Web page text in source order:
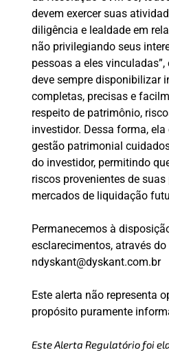
devem exercer suas
diligência e lealdade em
não privilegiando seus
pessoas a eles vinculadas”,
deve sempre disponibilizar
completas, precisas e
respeito de patrimônio,
investidor. Dessa forma,
gestão patrimonial
do investidor, permitindo
riscos provenientes de
mercados de liquidação
Permanecemos à
esclarecimentos, através do
ndyskant@dyskant.com.br
Este alerta não representa
propósito puramente
Este Alerta Regulatório foi